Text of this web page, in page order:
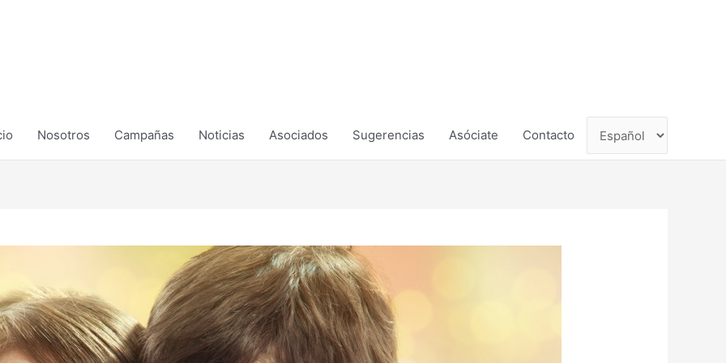
Nosotros Campañas Noticias Asociados Sugerencias Asóciate Contacto